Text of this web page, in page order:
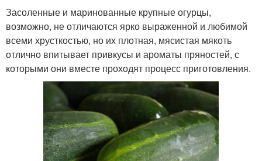
Засоленные и маринованные крупные огурцы,
возможно, не отличаются ярко выраженной и любимой
всеми хрусткостью, но их плотная, мясистая мякоть
отлично впитывает привкусы и ароматы пряностей, с
которыми они вместе проходят процесс приготовления.